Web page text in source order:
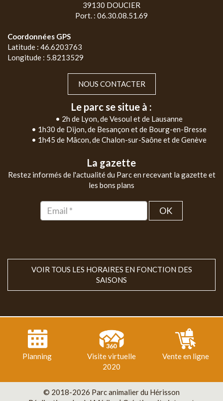
39130 DOUCIER
Port. : 06.30.08.51.69
Coordonnées GPS
Latitude : 46.6203763
Longitude : 5.8213529
NOUS CONTACTER
Le parc se situe à :
• 2h de Lyon, de Vesoul et de Lausanne
• 1h30 de Dijon, de Besançon et de Bourg-en-Bresse
• 1h45 de Mâcon, de Chalon-sur-Saône et de Genève
La gazette
Restez informés de l'actualité du Parc en recevant la gazette et
les bons plans
OK
VOIR TOUS LES HORAIRES EN FONCTION DES
SAISONS
Planning
Visite virtuelle
2020
Vente en ligne
© 2018-2026 Parc animalier du Hérisson